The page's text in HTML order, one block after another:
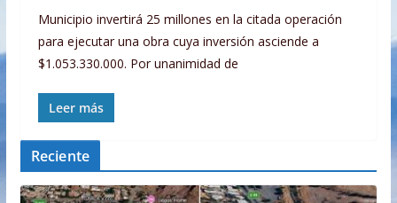
Municipio invertirá 25 millones en la citada operación
para ejecutar una obra cuya inversión asciende a
$1.053.330.000. Por unanimidad de
Leer más
Reciente